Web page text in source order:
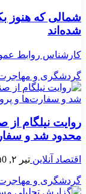
شمالی که هنوز
شده‌اند
کارشناس روابط
گردشگری و
روایت نیلگام
محدود شد و
اقتصاد آنلاین تیر ۲, ۱۴۰۵ 0
گردشگری و